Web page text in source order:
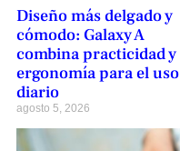
Diseño más delgado y
cómodo: Galaxy A
combina practicidad y
ergonomía para el uso
diario
agosto 5, 2026